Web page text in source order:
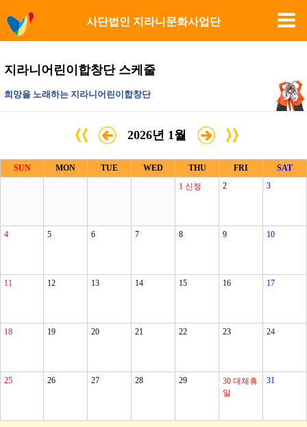
사단법인 지라니문화사업단
지라니어린이합창단 스케줄
희망을 노래하는 지라니어린이합창단
2026년 1월
SUN MON TUE WED THU FRI
SAT
1 신정 2 3
4 5 6 7 8 9 10
11 12 13 14 15 16 17
18 19 20 21 22 23 24
25 26 27 28 29 30 대체휴
일
31